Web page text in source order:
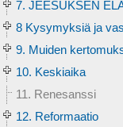
7. JEESUKSEN
8 Kysymyksiä ja
9. Muiden
10. Keskiaika
11. Renesanssi
12. Reformaatio